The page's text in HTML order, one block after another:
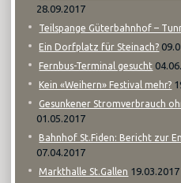
28.09.2017
Teilspange Güterbahnhof –
Ein Dorfplatz für Steinach?
Fernbus-Terminal gesucht
Kein «Weihern» Festival mehr?
Gesunkener Stromverbrauch
01.05.2017
Bahnhof St.Fiden: Bericht zur
07.04.2017
Markthalle St.Gallen 19.03.2017